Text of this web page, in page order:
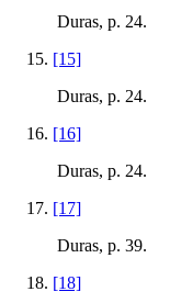
Duras, p. 24.
[15]
Duras, p. 24.
[16]
Duras, p. 24.
[17]
Duras, p. 39.
[18]